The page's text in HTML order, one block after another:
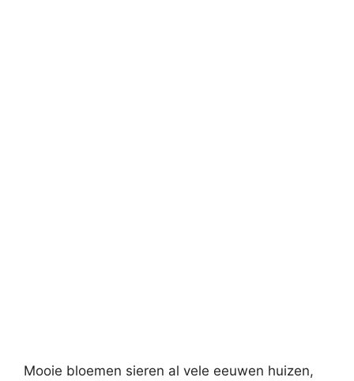
Mooie bloemen sieren al vele eeuwen huizen,